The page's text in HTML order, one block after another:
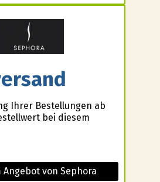
Ihrer Bestellungen ab
bei diesem
Angebot von Sephora